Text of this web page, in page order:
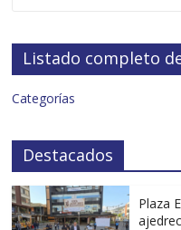
Listado completo
Categorías
Destacados
Plaza